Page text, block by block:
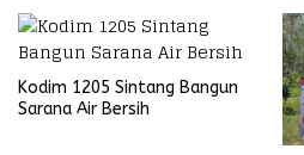
Kodim 1205 Sintang Bangun
Sarana Air Bersih